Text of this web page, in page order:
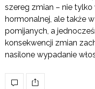
szereg zmian – nie
hormonalnej, ale także
pomijanych, a
konsekwencji zmian
nasilone wypadanie